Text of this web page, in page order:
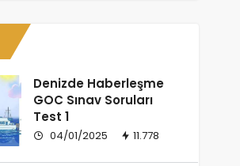
Denizde Haberleşme
GOC Sınav Soruları
Test 1
04/01/2025 11.778